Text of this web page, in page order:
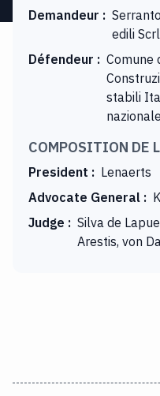
Demandeur :
edili Scrl
Défendeur : Comune
stabili
COMPOSITION DE
President : Lenaerts
Advocate General :
Judge : Silva de
Arestis, von